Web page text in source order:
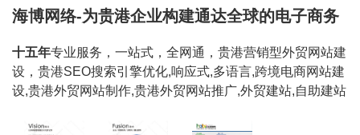
海博网络-为贵港企业构建通达全球的电子商务
十五年专业服务，一站式，全网通，贵港营销型外贸网站建
设，贵港SEO搜索引擎优化,响应式,多语言,跨境电商网站建
设,贵港外贸网站制作,贵港外贸网站推广,外贸建站,自助建站